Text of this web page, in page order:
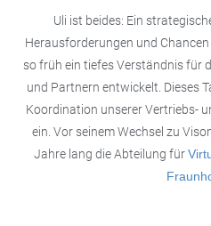
Uli ist beides: Ein
Herausforderungen und
so früh ein tiefes Verständnis für
und Partnern entwickelt. Dieses
Koordination unserer Vertriebs-
ein. Vor seinem Wechsel zu
Jahre lang die Abteilung für